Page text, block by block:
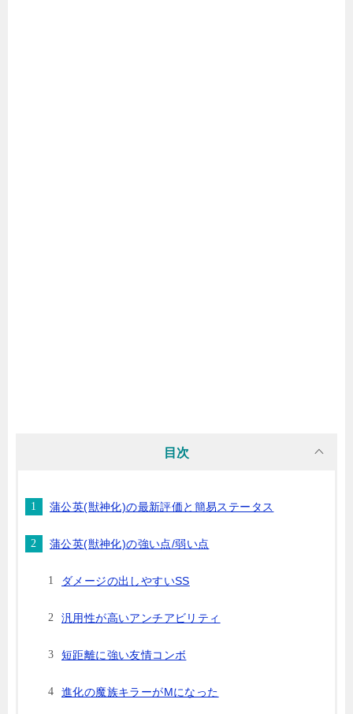
目次
蒲公英(獣神化)の最新評価と簡易ステータス
蒲公英(獣神化)の強い点/弱い点
ダメージの出しやすいSS
汎用性が高いアンチアビリティ
短距離に強い友情コンボ
進化の魔族キラーがMになった